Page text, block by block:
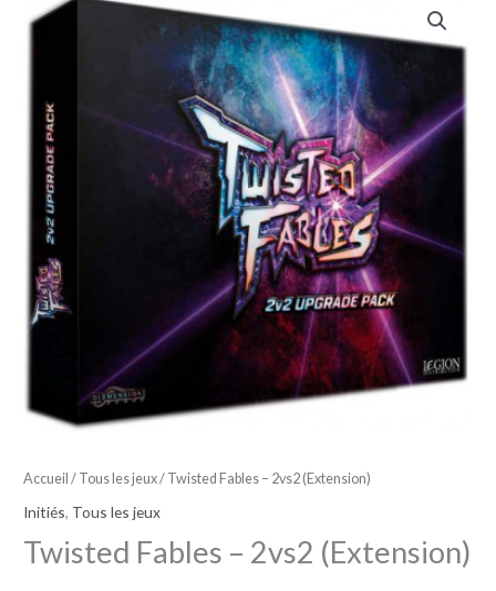
Accueil / Tous les jeux/ Twisted Fables – 2vs2 (Extension)
Initiés, Tous les jeux
Twisted Fables – 2vs2 (Extension)